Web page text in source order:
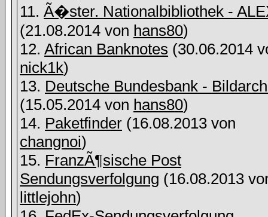
11. Ã�ster. Nationalbibliothek -
(21.08.2014 von hans80)
12. African Banknotes (30.06.2014
nick1k)
13. Deutsche Bundesbank -
(15.05.2014 von hans80)
14. Paketfinder (16.08.2013 von
changnoi)
15. FranzÃ¶sische Post
Sendungsverfolgung (16.08.2013
littlejohn)